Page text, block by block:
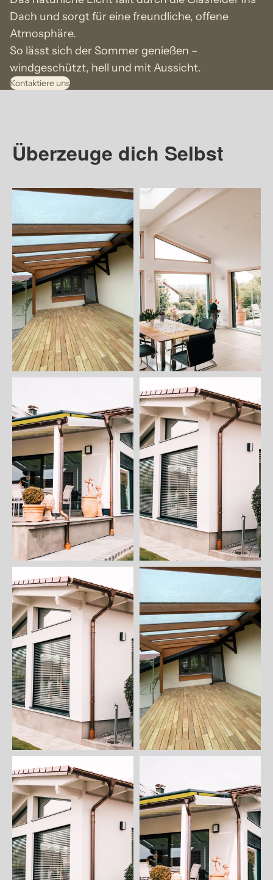
Dach und sorgt für eine freundliche, offene
Atmosphäre.
So lässt sich der Sommer genießen –
windgeschützt, hell und mit Aussicht.
Kontaktiere uns
Überzeuge dich Selbst